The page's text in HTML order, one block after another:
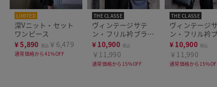
LIMITED
深Vニット・セット
ワンピース
¥5,890 税込 ￥6,479
通常価格から41%OFF
THE CLASSE
ヴィンテージサテ
ン・フリル衿ブラウ
ス
¥ 10,900 税込
￥11,990
通常価格から15%OFF
THE CLASSE
ヴィンテージ
ン・フリル衿
ス
¥ 10,900 税込
￥11,990
通常価格から